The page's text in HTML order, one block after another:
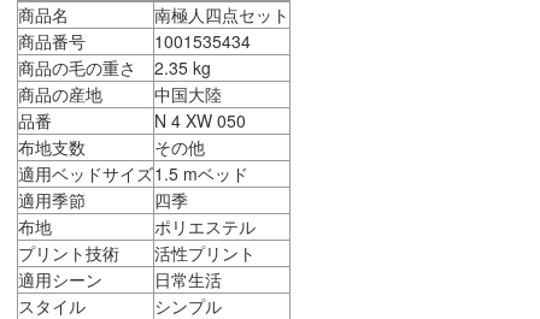
商品名
南極人四点セット
商品番号
1001535434
商品の毛の重さ
2.35 kg
商品の産地
中国大陸
品番
N 4 XW 050
布地支数
その他
適用ベッドサイズ1.5 mベッド
適用季節
四季
布地
ポリエステル
プリント技術
活性プリント
適用シーン
日常生活
スタイル
シンプル